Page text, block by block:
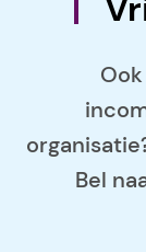
Bel